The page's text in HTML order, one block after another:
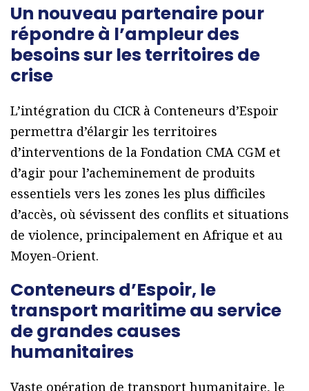
Un nouveau partenaire pour
répondre à l’ampleur des
besoins sur les territoires de
crise
L’intégration du CICR à Conteneurs d’Espoir
permettra d’élargir les territoires
d’interventions de la Fondation CMA CGM et
d’agir pour l’acheminement de produits
essentiels vers les zones les plus difficiles
d’accès, où sévissent des conflits et situations
de violence, principalement en Afrique et au
Moyen-Orient.
Conteneurs d’Espoir, le
transport maritime au service
de grandes causes
humanitaires
Vaste opération de transport humanitaire, le